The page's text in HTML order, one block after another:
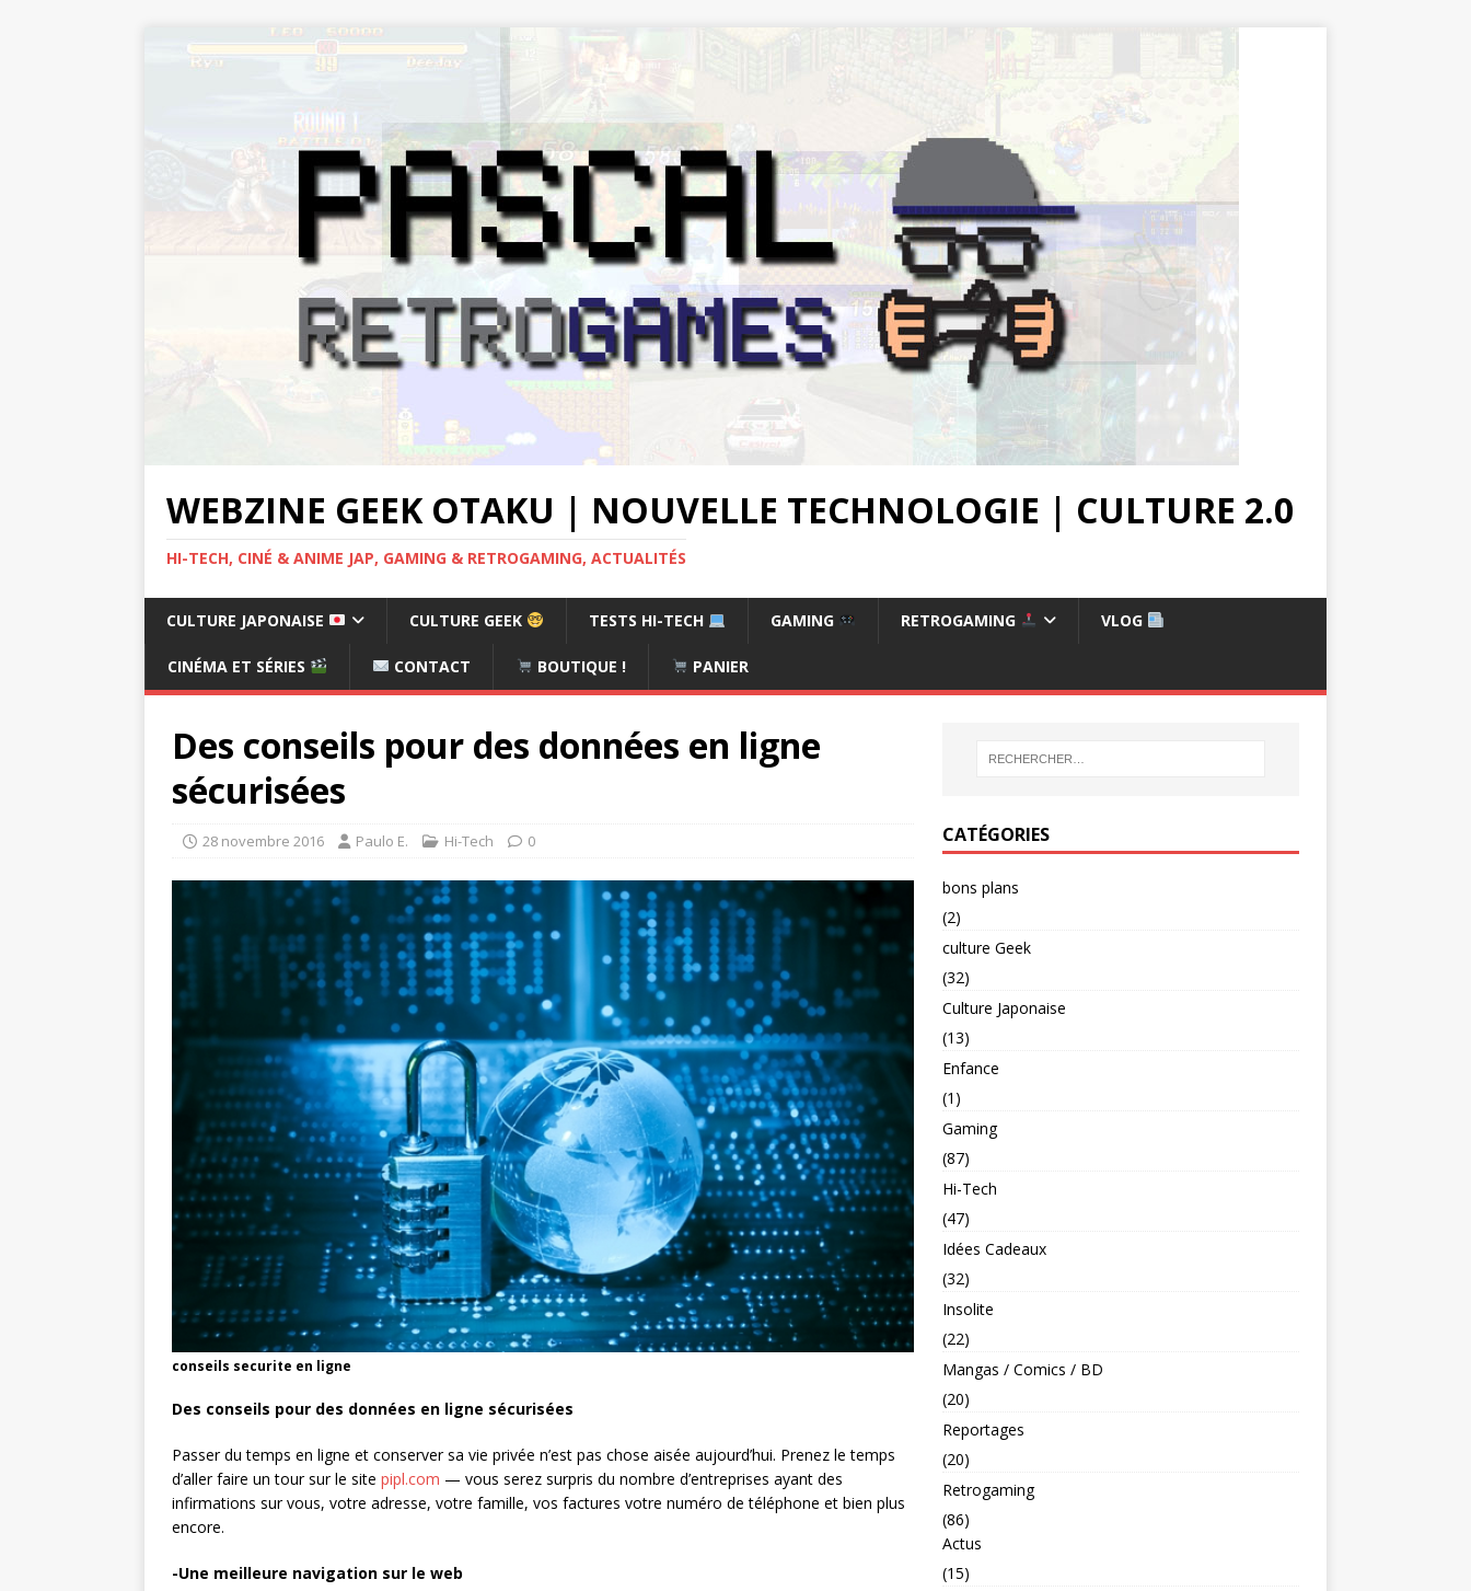
WEBZINE GEEK OTAKU | NOUVELLE TECHNOLOGIE | CULTURE 2.0
HI-TECH, CINÉ & ANIME JAP, GAMING & RETROGAMING, ACTUALITÉS
CULTURE JAPONAISE CULTURE GEEK TESTS HI-TECH GAMING RETROGAMING VLOG
CINÉMA ET SÉRIES CONTACT BOUTIQUE ! PANIER
Des conseils pour des données en ligne
sécurisées
28 novembre 2016 Paulo E. Hi-Tech 0
conseils securite en ligne
Des conseils pour des données en ligne sécurisées
Passer du temps en ligne et conserver sa vie privée n’est pas chose aisée aujourd’hui. Prenez le temps
d’aller faire un tour sur le site pipl.com — vous serez surpris du nombre d’entreprises ayant des
infirmations sur vous, votre adresse, votre famille, vos factures votre numéro de téléphone et bien plus
encore.
-Une meilleure navigation sur le web
CATÉGORIES
bons plans
(2)
culture Geek
(32)
Culture Japonaise
(13)
Enfance
(1)
Gaming
(87)
Hi-Tech
(47)
Idées Cadeaux
(32)
Insolite
(22)
Mangas / Comics / BD
(20)
Reportages
(20)
Retrogaming
(86)
Actus
(15)